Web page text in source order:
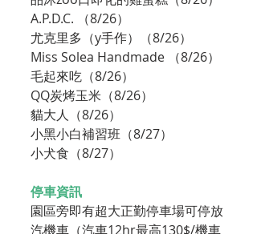
A.P.D.C. （8/26）
尤克里多（y手作）（8/26）
Miss Solea Handmade （8/26）
毛起來吃（8/26）
QQ炭烤玉米（8/26）
貓大人（8/26）
小黑小白補習班（8/27）
小犬食（8/27）
停車資訊
園區旁即有超大正勤停車場可停放
汽機車（汽車12hr最高130$/機車